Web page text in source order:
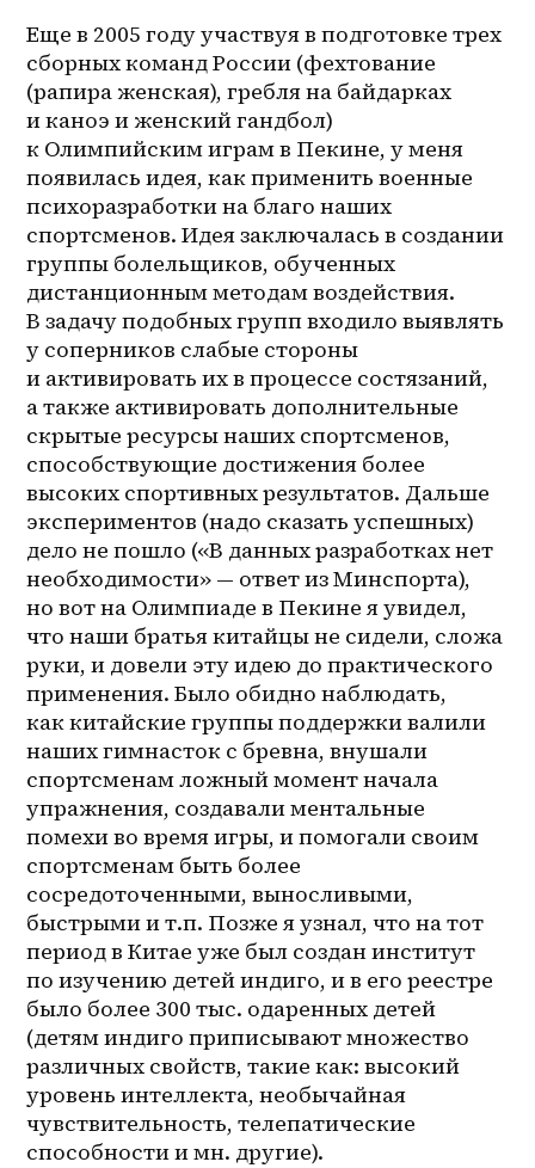
Еще в 2005 году участвуя в подготовке трех
сборных команд России (фехтование
(рапира женская), гребля на байдарках
и каноэ и женский гандбол)
к Олимпийским играм в Пекине, у меня
появилась идея, как применить военные
психоразработки на благо наших
спортсменов. Идея заключалась в создании
группы болельщиков, обученных
дистанционным методам воздействия.
В задачу подобных групп входило выявлять
у соперников слабые стороны
и активировать их в процессе состязаний,
а также активировать дополнительные
скрытые ресурсы наших спортсменов,
способствующие достижения более
высоких спортивных результатов. Дальше
экспериментов (надо сказать успешных)
дело не пошло («В данных разработках нет
необходимости» — ответ из Минспорта),
но вот на Олимпиаде в Пекине я увидел,
что наши братья китайцы не сидели, сложа
руки, и довели эту идею до практического
применения. Было обидно наблюдать,
как китайские группы поддержки валили
наших гимнасток с бревна, внушали
спортсменам ложный момент начала
упражнения, создавали ментальные
помехи во время игры, и помогали своим
спортсменам быть более
сосредоточенными, выносливыми,
быстрыми и т.п. Позже я узнал, что на тот
период в Китае уже был создан институт
по изучению детей индиго, и в его реестре
было более 300 тыс. одаренных детей
(детям индиго приписывают множество
различных свойств, такие как: высокий
уровень интеллекта, необычайная
чувствительность, телепатические
способности и мн. другие).